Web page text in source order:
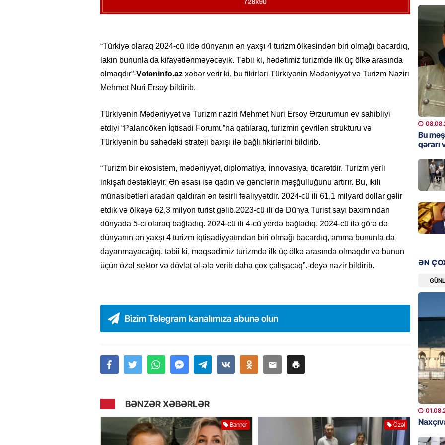
“Türkiyə olaraq 2024-cü ildə dünyanın ən yaxşı 4 turizm ölkəsindən biri olmağı bacardıq,
lakin bununla da kifayətlənməyəcəyik. Təbii ki, hədəfimiz turizmdə ilk üç ölkə arasında
olmaqdır”-Vətəninfo.az xəbər verir ki, bu fikirləri Türkiyənin Mədəniyyət və Turizm Naziri
Mehmet Nuri Ersoy bildirib.
Türkiyənin Mədəniyyət və Turizm naziri Mehmet Nuri Ersoy Ərzurumun ev sahibliyi
etdiyi “Palandöken İqtisadi Forumu”na qatılaraq, turizmin çevrilən strukturu və
Türkiyənin bu sahədəki strateji baxışı ilə bağlı fikirlərini bildirib.
“Turizm bir ekosistem, mədəniyyət, diplomatiya, innovasiya, ticarətdir. Turizm yerli
inkişafı dəstəkləyir. Ən əsası isə qadın və gənclərin məşğulluğunu artırır. Bu, ikili
münasibətləri aradan qaldıran ən təsirli fəaliyyətdir. 2024-cü ili 61,1 milyard dollar gəlir
etdik və ölkəyə 62,3 milyon turist gəlib.2023-cü ili də Dünya Turist sayı baxımından
dünyada 5-ci olaraq bağladıq. 2024-cü ili 4-cü yerdə bağladıq, 2024-cü ilə görə də
dünyanın ən yaxşı 4 turizm iqtisadiyyatından biri olmağı bacardıq, amma bununla da
dayanmayacağıq, təbii ki, məqsədimiz turizmdə ilk üç ölkə arasında olmaqdır və bunun
üçün özəl sektor və dövlət əl-ələ verib daha çox çalışacaq”.-deyə nazir bildirib.
Bizim Telegram kanalımıza abunə olun
BƏNZƏR XƏBƏRLƏR
Banner Özəl
Bu
GÜNDƏM
həkim
MANŞET
şikayət
işıq?
GÜNDƏM
Hərbi
DÜNYA
Ad
95
bağlı
günə
BANNER
Çin
Bu
qərarı
ƏN